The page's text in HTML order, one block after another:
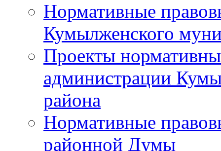
Нормативные
Кумылженского
Проекты
администрации
района
Нормативные
районной Думы